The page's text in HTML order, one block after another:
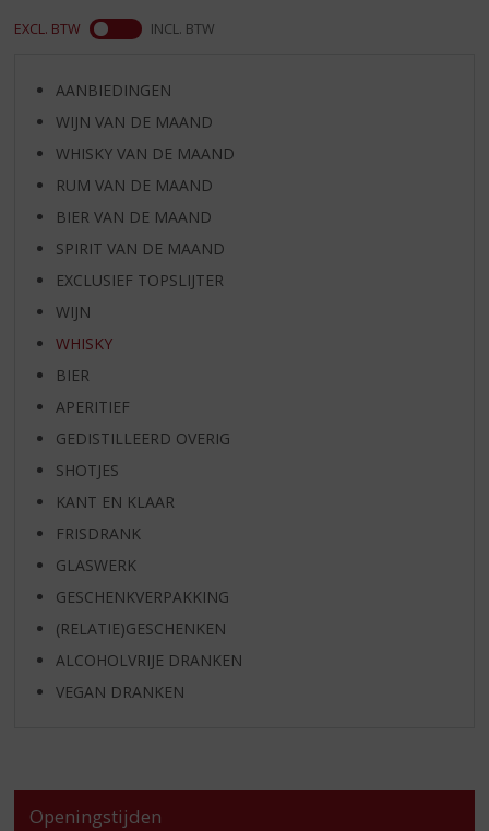
EXCL. BTW INCL. BTW
AANBIEDINGEN
WIJN VAN DE MAAND
WHISKY VAN DE MAAND
RUM VAN DE MAAND
BIER VAN DE MAAND
SPIRIT VAN DE MAAND
EXCLUSIEF TOPSLIJTER
WIJN
WHISKY
BIER
APERITIEF
GEDISTILLEERD OVERIG
SHOTJES
KANT EN KLAAR
FRISDRANK
GLASWERK
GESCHENKVERPAKKING
(RELATIE)GESCHENKEN
ALCOHOLVRIJE DRANKEN
VEGAN DRANKEN
Openingstijden